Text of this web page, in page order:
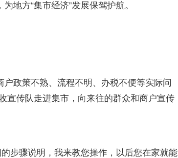
地方“集市经济”发展保驾护航。
政策不熟、流程不明、办税不便等实际问
宣传队走进集市，向来往的群众和商户宣传
步骤说明，我来教您操作，以后您在家就能